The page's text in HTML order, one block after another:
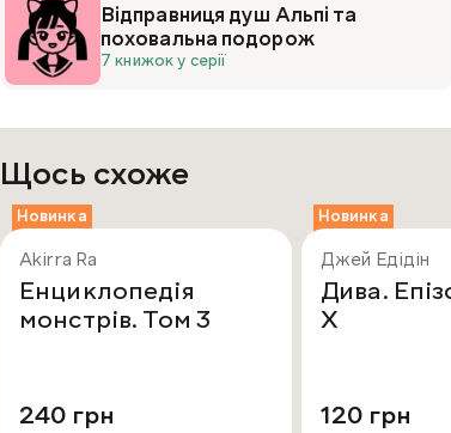
Відправниця душ Альпі та
поховальна подорож
7 книжок у серії
Щось схоже
Новинка
Akirra Ra
Енциклопедія
монстрів. Том 3
240 грн
Новинка
Джей Едідін
Дива.
Х
120 грн